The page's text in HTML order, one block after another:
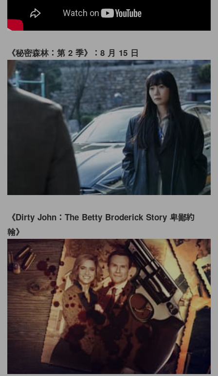
《秘密森林：第 2 季》：8 月 15 日
《Dirty John：The Betty Broderick Story 卑鄙約
翰》